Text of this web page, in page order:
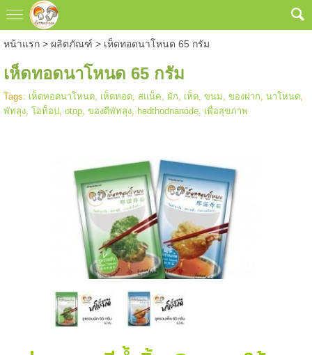
หน้าแรก> ผลิตภัณฑ์ > เห็ดทอดนาโหนด 65 กรัม
เห็ดทอดนาโหนด 65 กรัม
Tags: เห็ดทอดนาโหนด, เห็ดทอด, สแน็ค, ผัก, เห็ด, ขนม, ของฝาก, นาโหนด,
พัทลุง, โอท็อป, otop, ของดีพัทลุง, hedthodnanode, เพื่อสุขภาพ